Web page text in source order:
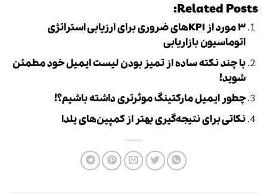
Related Posts:
۳ مورد از KPIهای ضروری برای ارزیابی استراتژی
اتوماسیون بازاریابی
با چند نکته ساده از تمیز بودن لیست ایمیل خود مطمئن
شوید!
چطور ایمیل مارکتینگ موثرتری داشته باشیم؟!
نکاتی برای نتیجه‌گیری بهتر از کمپین‌های یلدا